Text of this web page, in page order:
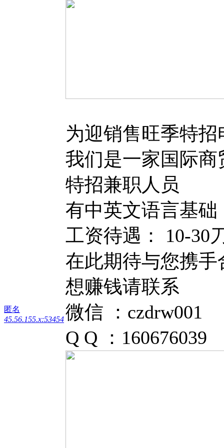
匿名
45.56.155.x:53454
为迎销售旺季特
我们是一家国际
特招兼职人员
有中英文语言基础
工资待遇： 10-30
在此期待与您携
想赚钱请联系
微信 ：czdrw001
Q Q ：160676039